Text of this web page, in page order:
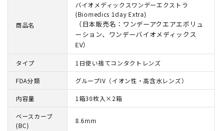
商品名
バイオメディックスワンデーエクストラ
(Biomedics 1day Extra)
（日本販売名：ワンデーアクエアエボリュ
ーション、ワンデーバイオメディックス
EV）
タイプ 1日使い捨てコンタクトレンズ
FDA分類 グループIV（イオン性・高含水レンズ）
内容量 1箱30枚入×2箱
ベースカーブ
(BC)
8.6mm